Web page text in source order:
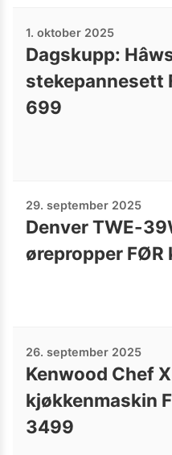
1. oktober 2025
Dagskupp:
stekepannesett
699
29. september 2025
Denver TWE-
ørepropper FØR
26. september 2025
Kenwood Chef
kjøkkenmaskin
3499